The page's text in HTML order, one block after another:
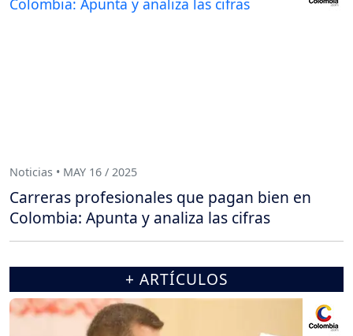
Noticias • MAY 16 / 2025
Carreras profesionales que pagan bien en
Colombia: Apunta y analiza las cifras
+ ARTÍCULOS